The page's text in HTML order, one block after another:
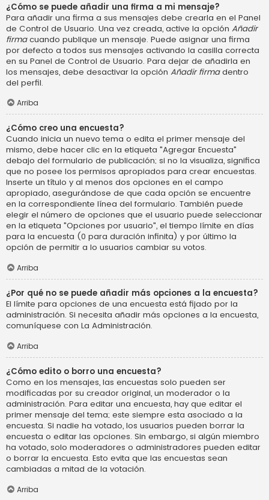
¿Cómo se puede añadir una firma a mi mensaje?
Para añadir una firma a sus mensajes debe crearla en el Panel
de Control de Usuario. Una vez creada, active la opción Añadir
firmacuando publique un mensaje. Puede asignar una firma
por defecto a todos sus mensajes activando la casilla correcta
en su Panel de Control de Usuario. Para dejar de añadirla en
los mensajes, debe desactivar la opción Añadir firmadentro
del perfil.
Arriba
¿Cómo creo una encuesta?
Cuando inicia un nuevo tema o edita el primer mensaje del
mismo, debe hacer clic en la etiqueta "Agregar Encuesta"
debajo del formulario de publicación; si no la visualiza, significa
que no posee los permisos apropiados para crear encuestas.
Inserte un título y al menos dos opciones en el campo
apropiado, asegurándose de que cada opción se encuentre
en la correspondiente línea del formulario. También puede
elegir el número de opciones que el usuario puede seleccionar
en la etiqueta "Opciones por usuario", el tiempo límite en días
para la encuesta (0 para duración infinita) y por último la
opción de permitir a lo usuarios cambiar su votos.
Arriba
¿Por qué no se puede añadir más opciones a la encuesta?
El límite para opciones de una encuesta está fijado por la
administración. Si necesita añadir más opciones a la encuesta,
comuníquese con La Administración.
Arriba
¿Cómo edito o borro una encuesta?
Como en los mensajes, las encuestas solo pueden ser
modificadas por su creador original, un moderador o la
administración. Para editar una encuesta, hay que editar el
primer mensaje del tema; este siempre esta asociado a la
encuesta. Si nadie ha votado, los usuarios pueden borrar la
encuesta o editar las opciones. Sin embargo, si algún miembro
ha votado, solo moderadores o administradores pueden editar
o borrar la encuesta. Esto evita que las encuestas sean
cambiadas a mitad de la votación.
Arriba